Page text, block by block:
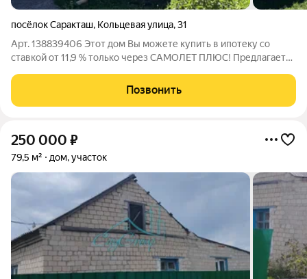
посёлок Саракташ, Кольцевая улица,31
Арт. 138839406 Этот дом Вы можете купить в ипотеку со
ставкой от 11,9 % только через САМОЛЕТ ПЛЮС! Предлагается
Кольцевая, д. 31, общей площадью 56,4 кв.м. Отличный дом, со
всем необходимым,
Позвонить
250 000 ₽
79,5 м² дом, участок